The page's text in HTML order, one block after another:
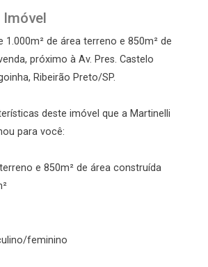
Imóvel
1.000m² de área terreno e 850m² de
próximo à Av. Pres. Castelo
Ribeirão Preto/SP.
deste imóvel que a Martinelli
para você:
e 850m² de área construída
feminino